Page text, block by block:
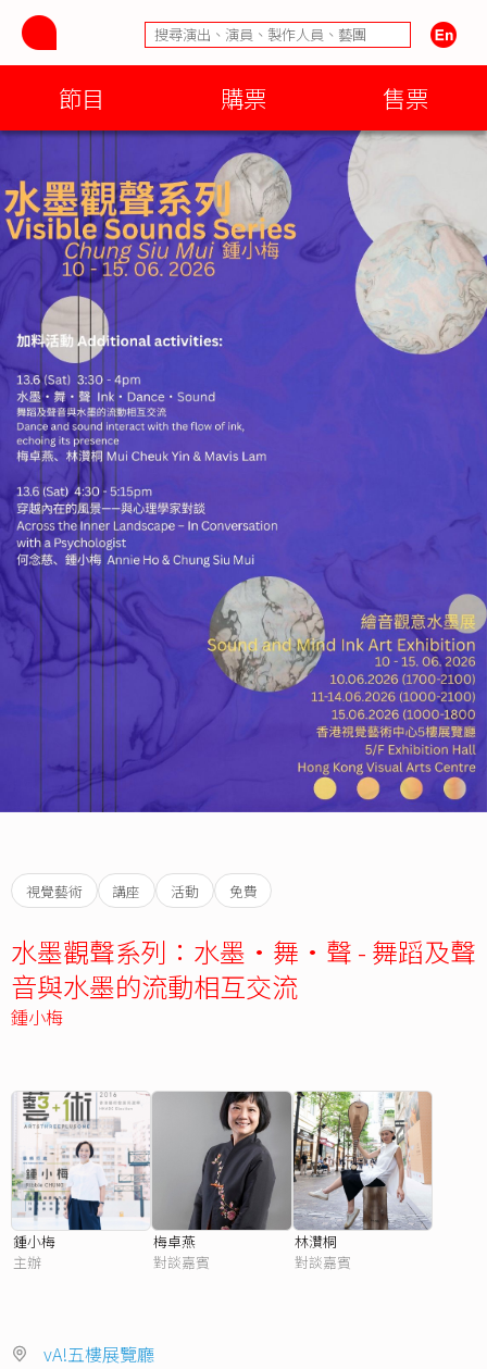
節目 購票 售票
視覺藝術 講座 活動 免費
水墨觀聲系列：水墨•舞•聲 - 舞蹈及聲
音與水墨的流動相互交流
鍾小梅
鍾小梅
主辦
梅卓燕
對談嘉賓
林灒桐
對談嘉賓
vA!五樓展覽廳